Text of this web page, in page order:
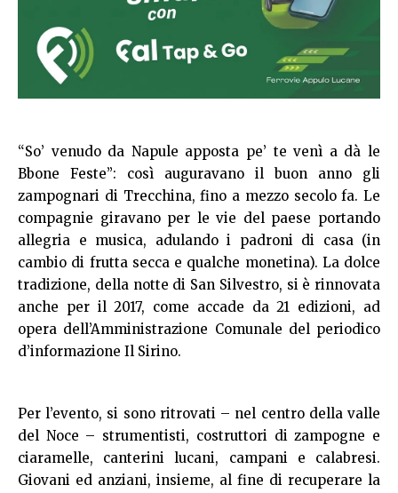
“So’ venudo da Napule apposta pe’ te venì a dà le
Bbone Feste”: così auguravano il buon anno gli
zampognari di Trecchina, fino a mezzo secolo fa. Le
compagnie giravano per le vie del paese portando
allegria e musica, adulando i padroni di casa (in
cambio di frutta secca e qualche monetina). La dolce
tradizione, della notte di San Silvestro, si è rinnovata
anche per il 2017, come accade da 21 edizioni, ad
opera dell’Amministrazione Comunale del periodico
d’informazione Il Sirino.
Per l’evento, si sono ritrovati – nel centro della valle
del Noce – strumentisti, costruttori di zampogne e
ciaramelle, canterini lucani, campani e calabresi.
Giovani ed anziani, insieme, al fine di recuperare la